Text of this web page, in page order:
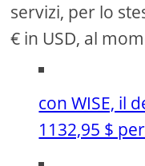
servizi, per lo
€ in USD, al
con WISE, il
1132,95 $